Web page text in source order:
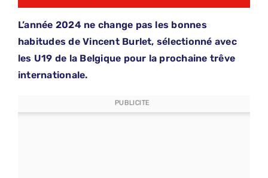
L’année 2024 ne change pas les bonnes
habitudes de Vincent Burlet, sélectionné avec
les U19 de la Belgique pour la prochaine trêve
internationale.
PUBLICITE